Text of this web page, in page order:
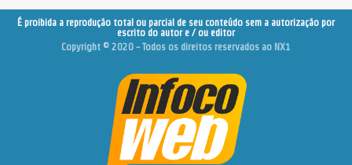
É proibida a reprodução total ou parcial de seu conteúdo sem a autorização por
escrito do autor e / ou editor
Copyright © 2020 - Todos os direitos reservados ao NX1